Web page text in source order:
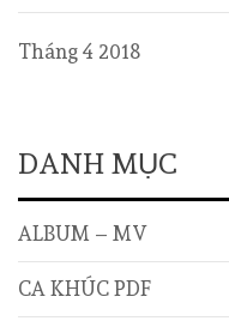
Tháng 4 2018
DANH MỤC
ALBUM – MV
CA KHÚC PDF